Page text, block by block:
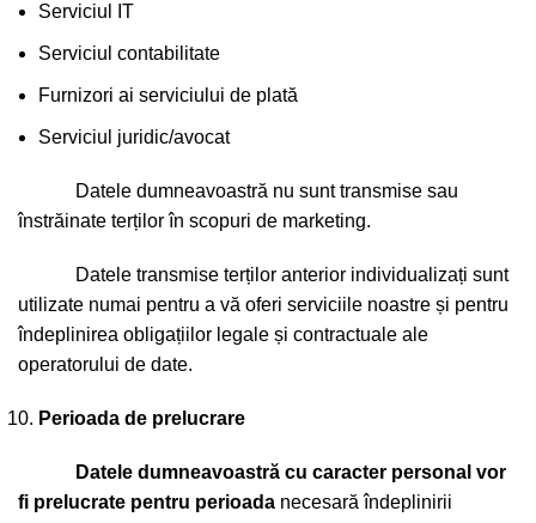
Serviciul IT
Serviciul contabilitate
Furnizori ai serviciului de plată
Serviciul juridic/avocat
Datele dumneavoastră nu sunt transmise sau
înstrăinate terților în scopuri de marketing.
Datele transmise terților anterior individualizați sunt
utilizate numai pentru a vă oferi serviciile noastre și pentru
îndeplinirea obligațiilor legale și contractuale ale
operatorului de date.
Perioada de prelucrare
Datele dumneavoastră cu caracter personal vor
fi prelucrate pentru perioada necesară îndeplinirii